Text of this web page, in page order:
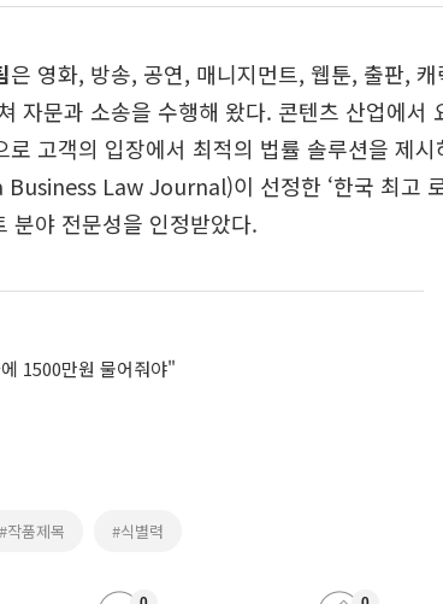
은 영화, 방송, 공연, 매니지먼트, 웹툰, 출판, 캐
자문과 소송을 수행해 왔다. 콘텐츠 산업에서
고객의 입장에서 최적의 법률 솔루션을 제시
Law Journal)이 선정한 ‘한국 최고
분야 전문성을 인정받았다.
1500만원 물어줘야"
#작품제목 #식별력